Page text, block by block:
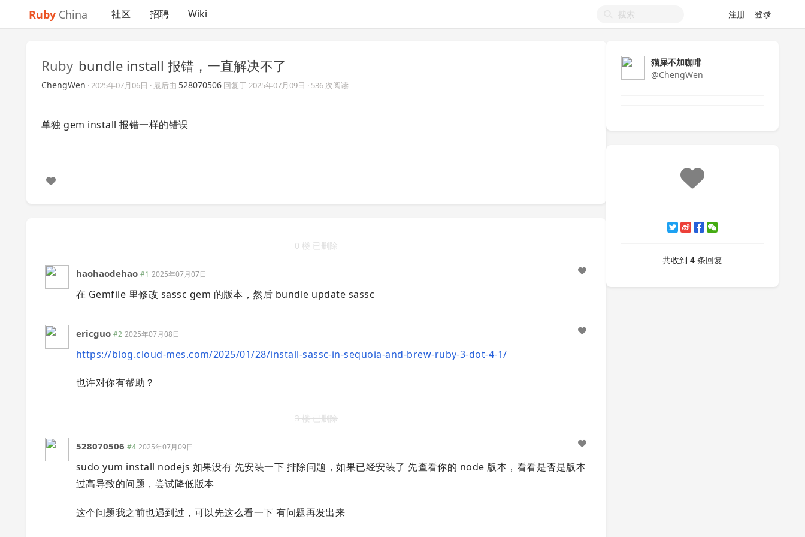
Ruby China 社区 招聘 Wiki 注册 登录
Ruby bundle install 报错，一直解决不了
ChengWen ·2025年07月06日 · 最后由 528070506 回复于2025年07月09日 · 536 次阅读
单独 gem install 报错一样的错误
0 楼 已删除
haohaodehao #1 2025年07月07日
在 Gemfile 里修改 sassc gem 的版本，然后 bundle update sassc
ericguo #2 2025年07月08日
https://blog.cloud-mes.com/2025/01/28/install-sassc-in-sequoia-and-brew-ruby-3-dot-4-1/
也许对你有帮助？
3 楼 已删除
528070506 #4 2025年07月09日
sudo yum install nodejs 如果没有 先安装一下 排除问题，如果已经安装了 先查看你的 node 版本，看看是否是版本
过高导致的问题，尝试降低版本
这个问题我之前也遇到过，可以先这么看一下 有问题再发出来
猫屎不加咖啡
@ChengWen
共收到 4 条回复